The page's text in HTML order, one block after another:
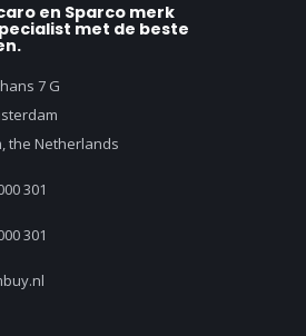
en Sparco merk
met de beste
7 G
the Netherlands
301
301